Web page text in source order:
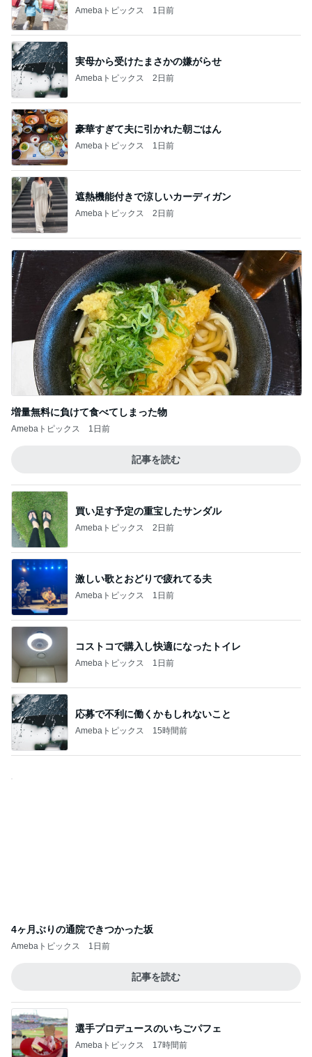
Amebaトピックス 1日前
実母から受けたまさかの嫌がらせ
Amebaトピックス 2日前
豪華すぎて夫に引かれた朝ごはん
Amebaトピックス 1日前
遮熱機能付きで涼しいカーディガン
Amebaトピックス 2日前
増量無料に負けて食べてしまった物
Amebaトピックス 1日前
記事を読む
買い足す予定の重宝したサンダル
Amebaトピックス 2日前
激しい歌とおどりで疲れてる夫
Amebaトピックス 1日前
コストコで購入し快適になったトイレ
Amebaトピックス 1日前
応募で不利に働くかもしれないこと
Amebaトピックス 15時間前
4ヶ月ぶりの通院できつかった坂
Amebaトピックス 1日前
記事を読む
選手プロデュースのいちごパフェ
Amebaトピックス 17時間前